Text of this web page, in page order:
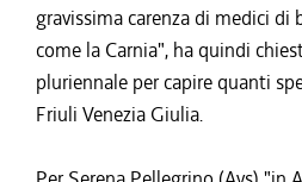
gravissima carenza di medici di
come la Carnia", ha quindi
pluriennale per capire quanti
Friuli Venezia Giulia.